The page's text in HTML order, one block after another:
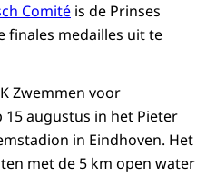
Comité is de Prinses
finales medailles uit te
Zwemmen voor
augustus in het Pieter
in Eindhoven. Het
met de 5 km open water